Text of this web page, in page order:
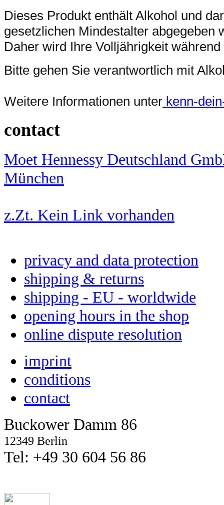
Dieses Produkt enthält Alkohol und
gesetzlichen Mindestalter abgegeben
Daher wird Ihre Volljährigkeit
Bitte gehen Sie verantwortlich mit
Weitere Informationen unter kenn-
contact
Moet Hennessy Deutschland
München
z.Zt. Kein Link vorhanden
privacy and data protection
shipping & returns
shipping - EU - worldwide
opening hours in the shop
online dispute resolution
imprint
conditions
contact
Buckower Damm 86
12349 Berlin
Tel: +49 30 604 56 86